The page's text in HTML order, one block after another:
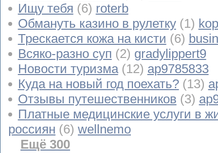
Ищу тебя (6) roterb
Обмануть казино в рулетку (1)
Трескается кожа на кисти (6)
Всяко-разно суп (2) gradylippert9
Новости туризма (12) ap9785833
Куда на новый год поехать? (13)
Отзывы путешественников (3)
Платные медицинские услуги в
россиян (6) wellnemo
Ещё 300